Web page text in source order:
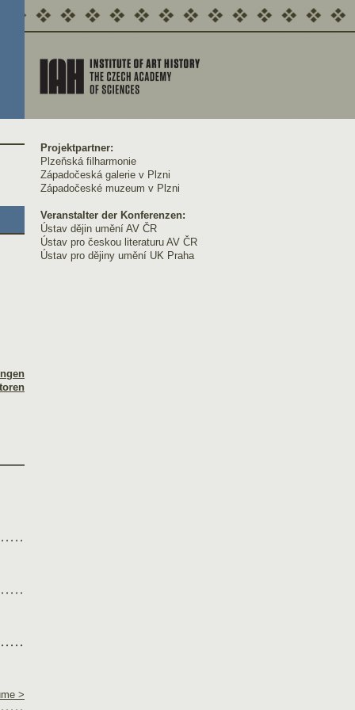
>
Projektpartner:
Plzeňská filharmonie
Západočeská galerie v Plzni
Západočeské muzeum v Plzni
Veranstalter der Konferenzen:
Ústav dějin umění AV ČR
Ústav pro českou literaturu AV ČR
Ústav pro dějiny umění UK Praha